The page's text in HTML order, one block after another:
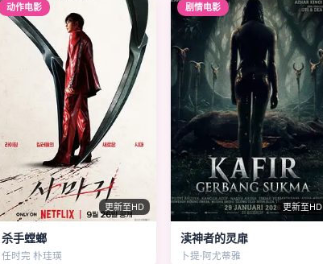
动作电影
更新至HD
杀手螳螂
任时完 朴珪瑛
剧情电影
更新至HD
渎神者的灵扉
卜提·阿尤蒂雅